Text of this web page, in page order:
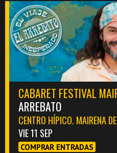
CABARET FESTIVAL
ARREBATO
CENTRO HÍPICO. MAIRENA
VIE 11 SEP
COMPRAR ENTRADAS